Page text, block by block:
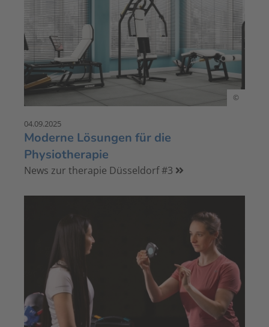
©
04.09.2025
Moderne Lösungen für die
Physiotherapie
News zur therapie Düsseldorf #3